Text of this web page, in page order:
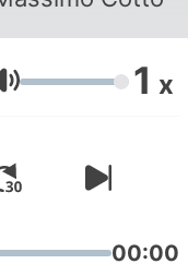
Volume 1 x
00:00